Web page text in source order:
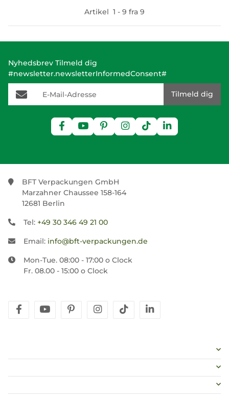
Artikel 1 - 9 fra 9
Nyhedsbrev Tilmeld dig
#newsletter.newsletterInformedConsent#
E-Mail-Adresse
Tilmeld dig
BFT Verpackungen GmbH
Marzahner Chaussee 158-164
12681 Berlin
Tel: +49 30 346 49 21 00
Email: info@bft-verpackungen.de
Mon-Tue. 08:00 - 17:00 o Clock
Fr. 08.00 - 15:00 o Clock
facebookyoutubepinterestinstagram
tiktok